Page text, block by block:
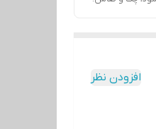
افزودن نظر